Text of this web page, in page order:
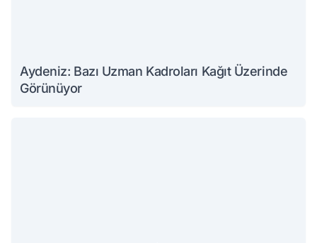
Aydeniz: Bazı Uzman Kadroları Kağıt Üzerinde
Görünüyor